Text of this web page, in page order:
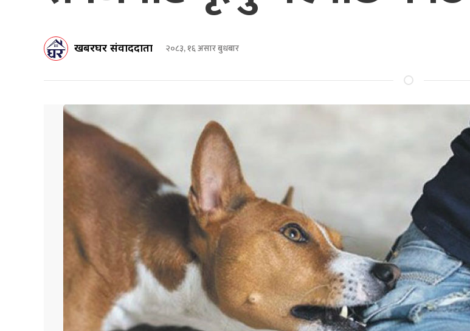
खबरघर संवाददाता २०८३, १६ असार बुधबार